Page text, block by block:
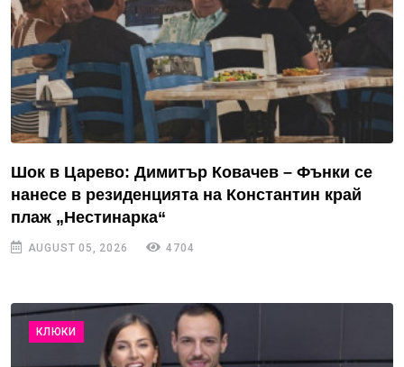
Шок в Царево: Димитър Ковачев – Фънки се
нанесе в резиденцията на Константин край
плаж „Нестинарка“
AUGUST 05, 2026 4704
КЛЮКИ